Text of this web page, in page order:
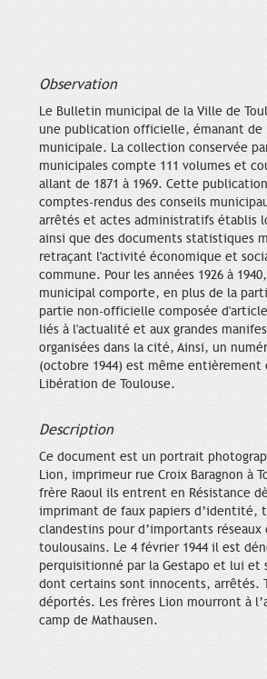
Observation
Le Bulletin municipal de la Ville de
une publication officielle, émanant
municipale. La collection conservée
municipales compte 111 volumes et
allant de 1871 à 1969. Cette
comptes-rendus des conseils
arrêtés et actes administratifs établis
ainsi que des documents statistiques
retraçant l'activité économique et
commune. Pour les années 1926 à
municipal comporte, en plus de la
partie non-officielle composée
liés à l'actualité et aux grandes
organisées dans la cité, Ainsi, un
(octobre 1944) est même entièrement
Libération de Toulouse.
Description
Ce document est un portrait
Lion, imprimeur rue Croix Baragnon à
frère Raoul ils entrent en Résistance
imprimant de faux papiers d’identité,
clandestins pour d’importants réseaux
toulousains. Le 4 février 1944 il est
perquisitionné par la Gestapo et lui et
dont certains sont innocents, arrêtés.
déportés. Les frères Lion mourront à
camp de Mathausen.